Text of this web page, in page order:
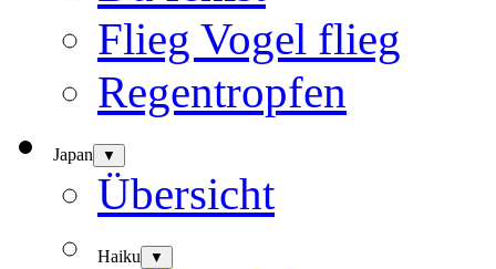
Flieg Vogel flieg
Regentropfen
Japan ▼
Übersicht
Haiku ▼